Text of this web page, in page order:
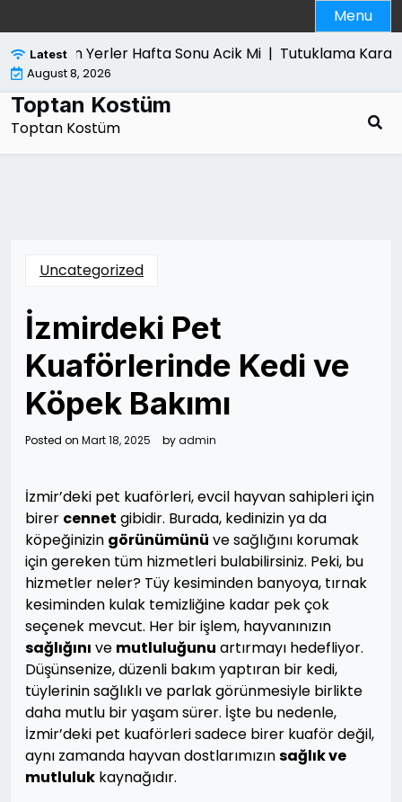
to
content
Menu
Latest
Alan Yerler Hafta Sonu Acik Mi |Tutuklama Karari
August 8, 2026
Toptan Kostüm
Toptan Kostüm
Uncategorized
İzmirdeki Pet
Kuaförlerinde Kedi ve
Köpek Bakımı
Posted on Mart 18, 2025 byadmin
İzmir’deki pet kuaförleri, evcil hayvan sahipleri için
birer cennet gibidir. Burada, kedinizin ya da
köpeğinizin görünümünü ve sağlığını korumak
için gereken tüm hizmetleri bulabilirsiniz. Peki, bu
hizmetler neler? Tüy kesiminden banyoya, tırnak
kesiminden kulak temizliğine kadar pek çok
seçenek mevcut. Her bir işlem, hayvanınızın
sağlığını ve mutluluğunu artırmayı hedefliyor.
Düşünsenize, düzenli bakım yaptıran bir kedi,
tüylerinin sağlıklı ve parlak görünmesiyle birlikte
daha mutlu bir yaşam sürer. İşte bu nedenle,
İzmir’deki pet kuaförleri sadece birer kuaför değil,
aynı zamanda hayvan dostlarımızınsağlık ve
mutluluk kaynağıdır.